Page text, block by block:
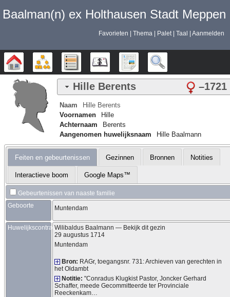
Baalman‎‎‎‎‎(n)‎‎‎‎‎ ex Holthausen Stadt Meppen
Favorieten Thema Palet Taal Aanmelden
Stamboom DiagrammenLijsten Kalender Rapporten
Hille Berents –1721
Naam Hille Berents
Voornamen
Hille
Achternaam
Berents
Aangenomen huwelijksnaam
Hille Baalmann
Feiten en gebeurtenissen Gezinnen Bronnen Notities
Interactieve boom Google Maps™
Gebeurtenissen van naaste familie
Geboorte
Muntendam
HuwelijkscontractWilibaldus Baalmann — Bekijk dit gezin
29 augustus 1714
Muntendam
Bron: RAGr, toegangsnr. 731: Archieven van gerechten in
het Oldambt
Notitie: "Conradus Klugkist Pastor, Joncker Gerhard
Schaffer, meede Gecommitteerde ter Provinciale
Reeckenkam…